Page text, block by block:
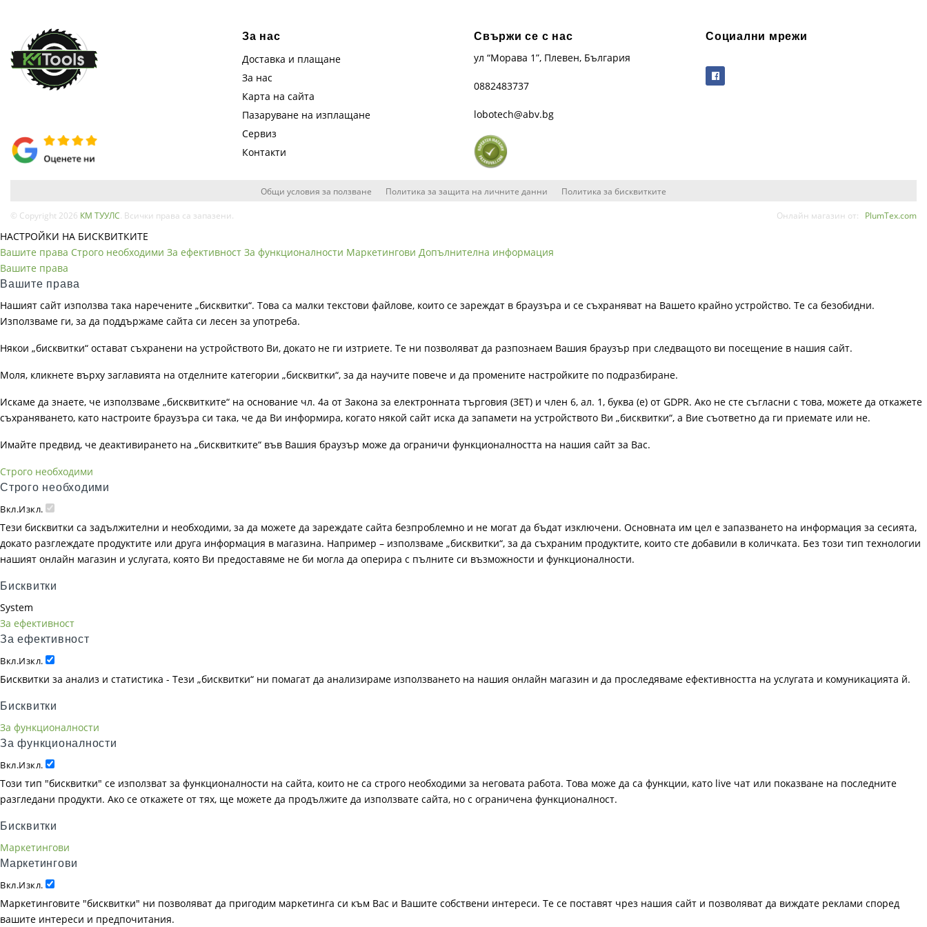
За нас
Доставка и плащане
За нас
Карта на сайта
Пазаруване на изплащане
Сервиз
Контакти
Свържи се с нас
ул “Морава 1”, Плевен, България
0882483737
lobotech@abv.bg
Социални мрежи
Общи условия за ползване Политика за защита на личните данни Политика за бисквитките
© Copyright 2026 КМ ТУУЛС . Всички права са запазени. Онлайн магазин от: PlumTex.com
НАСТРОЙКИ НА БИСКВИТКИТЕ
Вашите права Строго необходими За ефективност За функционалности Маркетингови Допълнителна информация
Вашите права
Вашите права
Нашият сайт използва така наречените „бисквитки“. Това са малки текстови файлове, които се зареждат в браузъра и се съхраняват на Вашето крайно устройство. Те са безобидни.
Използваме ги, за да поддържаме сайта си лесен за употреба.
Някои „бисквитки“ остават съхранени на устройството Ви, докато не ги изтриете. Те ни позволяват да разпознаем Вашия браузър при следващото ви посещение в нашия сайт.
Моля, кликнете върху заглавията на отделните категории „бисквитки“, за да научите повече и да промените настройките по подразбиране.
Искаме да знаете, че използваме „бисквитките“ на основание чл. 4а от Закона за електронната търговия (ЗЕТ) и член 6, ал. 1, буква (е) от GDPR. Ако не сте съгласни с това, можете да откажете
съхраняването, като настроите браузъра си така, че да Ви информира, когато някой сайт иска да запамети на устройството Ви „бисквитки“, а Вие съответно да ги приемате или не.
Имайте предвид, че деактивирането на „бисквитките“ във Вашия браузър може да ограничи функционалността на нашия сайт за Вас.
Строго необходими
Строго необходими
Вкл.Изкл.
Тези бисквитки са задължителни и необходими, за да можете да зареждате сайта безпроблемно и не могат да бъдат изключени. Основната им цел е запазването на информация за сесията,
докато разглеждате продуктите или друга информация в магазина. Например – използваме „бисквитки“, за да съхраним продуктите, които сте добавили в количката. Без този тип технологии
нашият онлайн магазин и услугата, която Ви предоставяме не би могла да оперира с пълните си възможности и функционалности.
Бисквитки
System
За ефективност
За ефективност
Вкл.Изкл.
Бисквитки за анализ и статистика - Тези „бисквитки“ ни помагат да анализираме използването на нашия онлайн магазин и да проследяваме ефективността на услугата и комуникацията й.
Бисквитки
За функционалности
За функционалности
Вкл.Изкл.
Този тип "бисквитки" се използват за функционалности на сайта, които не са строго необходими за неговата работа. Това може да са функции, като live чат или показване на последните
разгледани продукти. Ако се откажете от тях, ще можете да продължите да използвате сайта, но с ограничена функционалност.
Бисквитки
Маркетингови
Маркетингови
Вкл.Изкл.
Маркетинговите "бисквитки" ни позволяват да пригодим маркетинга си към Вас и Вашите собствени интереси. Те се поставят чрез нашия сайт и позволяват да виждате реклами според
вашите интереси и предпочитания.